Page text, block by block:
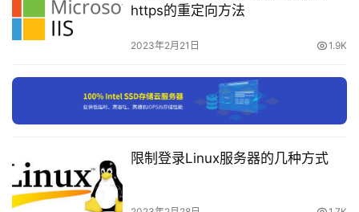
源
下
费
容
-
会
执行以下命令，退出 MariaDB。
exit
https的重定向方法
2023年2月21日 1.9K
限制登录Linux服务器的几种方式